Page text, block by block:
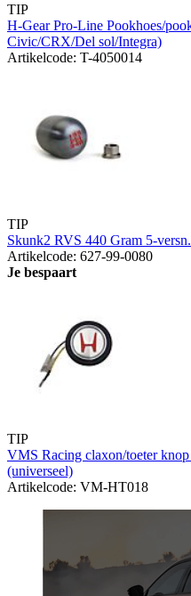
TIP
H-Gear Pro-Line Pookhoes/
Civic/CRX/Del sol/Integra)
Artikelcode: T-4050014
TIP
Skunk2 RVS 440 Gram 5-
Artikelcode: 627-99-0080
Je bespaart
TIP
VMS Racing claxon/toeter
(universeel)
Artikelcode: VM-HT018